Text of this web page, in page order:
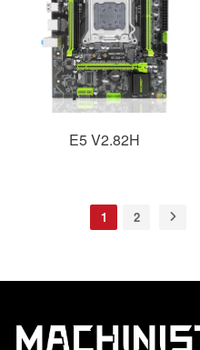
E5 V2.82H
1 2